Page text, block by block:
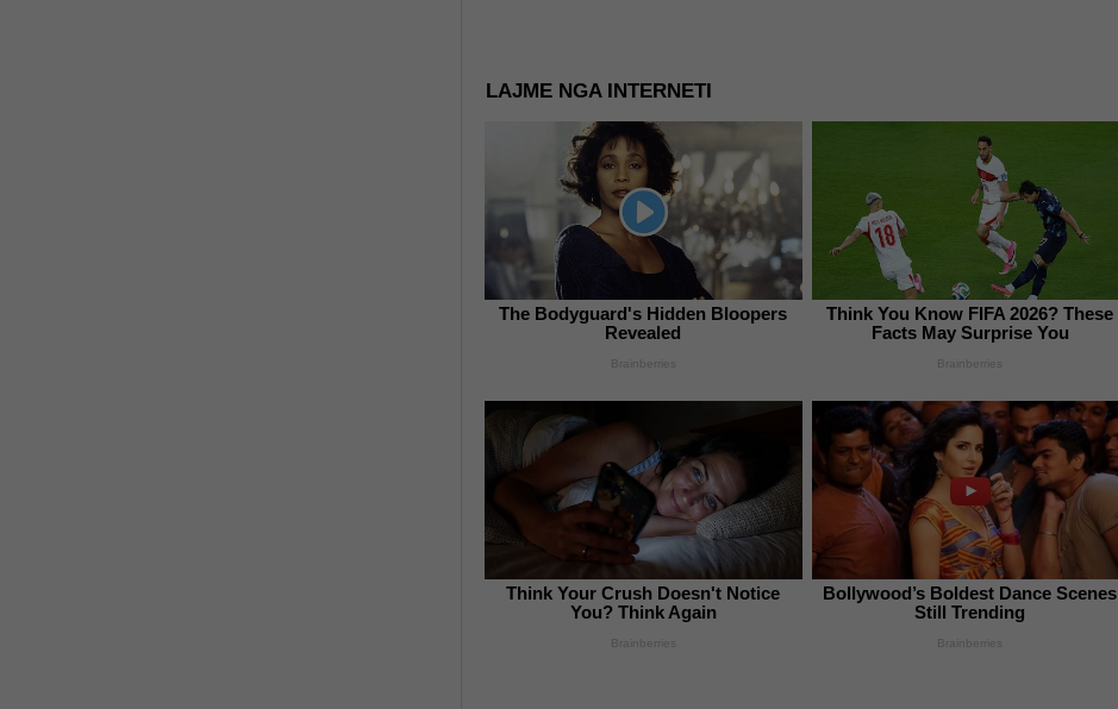
LAJME NGA INTERNETI
The Bodyguard's Hidden Bloopers
Revealed
Brainberries
Think You Know FIFA 2026? These
Facts May Surprise You
Brainberries
Think Your Crush Doesn't Notice
You? Think Again
Brainberries
Bollywood’s Boldest Dance Scenes
Still Trending
Brainberries